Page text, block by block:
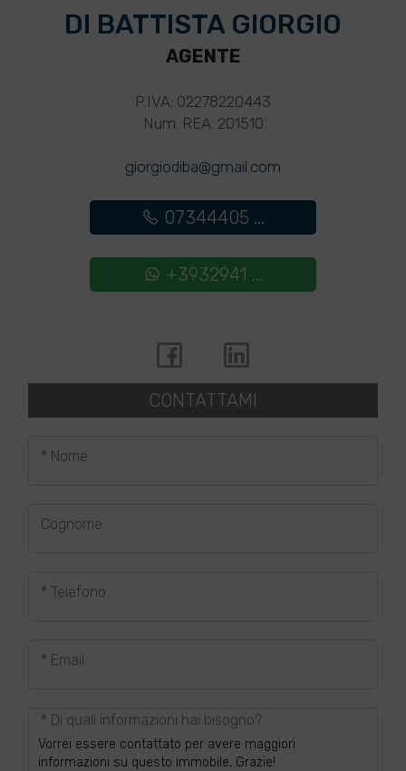
DI BATTISTA GIORGIO
AGENTE
P.IVA: 02278220443
Num. REA: 201510
giorgiodiba@gmail.com
07344405 ...
+3932941 ...
CONTATTAMI
* Nome
Cognome
* Telefono
* Email
* Di quali informazioni hai bisogno?